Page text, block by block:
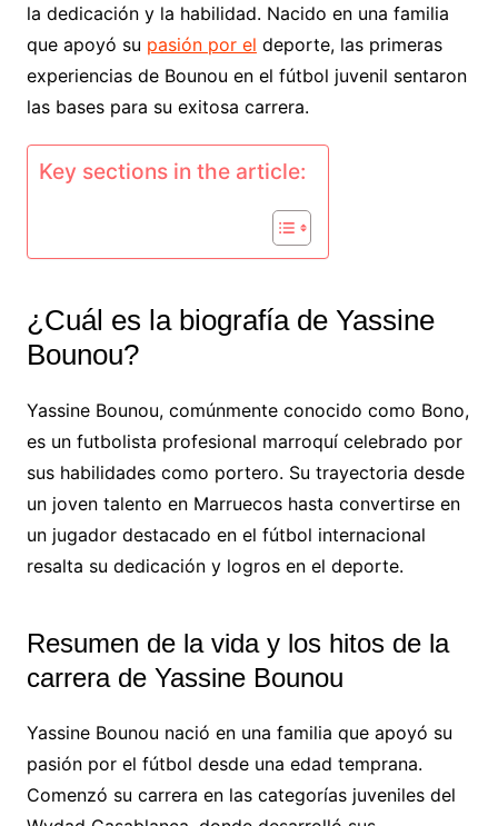
la dedicación y la habilidad. Nacido en una familia
que apoyó su pasión por el deporte, las primeras
experiencias de Bounou en el fútbol juvenil sentaron
las bases para su exitosa carrera.
Key sections in the article:
¿Cuál es la biografía de Yassine
Bounou?
Yassine Bounou, comúnmente conocido como Bono,
es un futbolista profesional marroquí celebrado por
sus habilidades como portero. Su trayectoria desde
un joven talento en Marruecos hasta convertirse en
un jugador destacado en el fútbol internacional
resalta su dedicación y logros en el deporte.
Resumen de la vida y los hitos de la
carrera de Yassine Bounou
Yassine Bounou nació en una familia que apoyó su
pasión por el fútbol desde una edad temprana.
Comenzó su carrera en las categorías juveniles del